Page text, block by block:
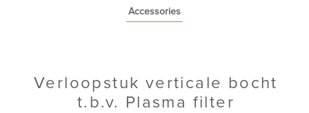
Accessories
Verloopstuk verticale bocht
t.b.v. Plasma filter